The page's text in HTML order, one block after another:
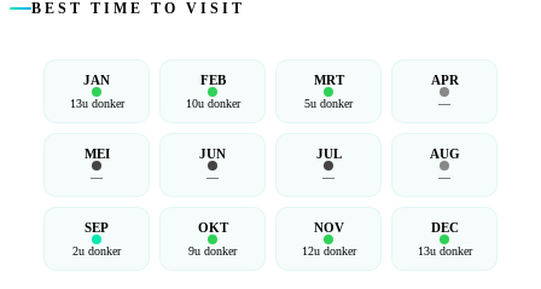
BEST TIME TO VISIT
JAN
13u donker
FEB
10u donker
MRT
5u donker
APR
—
MEI
—
JUN
—
JUL
—
AUG
—
SEP
2u donker
OKT
9u donker
NOV
12u donker
DEC
13u donker